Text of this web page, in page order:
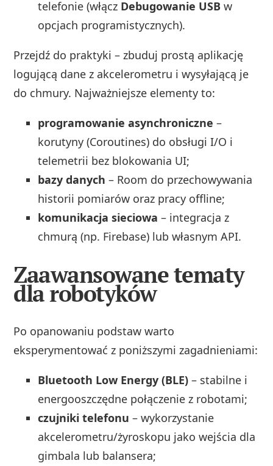
telefonie (włącz Debugowanie USB w
opcjach programistycznych).
Przejdź do praktyki – zbuduj prostą aplikację
logującą dane z akcelerometru i wysyłającą je
do chmury. Najważniejsze elementy to:
programowanie asynchroniczne –
korutyny (Coroutines) do obsługi I/O i
telemetrii bez blokowania UI;
bazy danych – Room do przechowywania
historii pomiarów oraz pracy offline;
komunikacja sieciowa – integracja z
chmurą (np. Firebase) lub własnym API.
Zaawansowane tematy
dla robotyków
Po opanowaniu podstaw warto
eksperymentować z poniższymi zagadnieniami:
Bluetooth Low Energy (BLE) – stabilne i
energooszczędne połączenie z robotami;
czujniki telefonu – wykorzystanie
akcelerometru/żyroskopu jako wejścia dla
gimbala lub balansera;